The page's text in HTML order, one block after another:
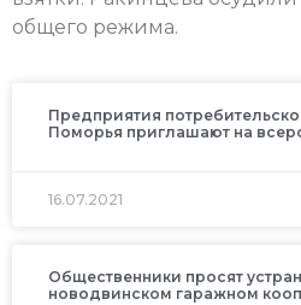
общего режима.
Предприятия
Поморья приглашают на
16.07.2021
Общественники просят
новодвинском гаражном